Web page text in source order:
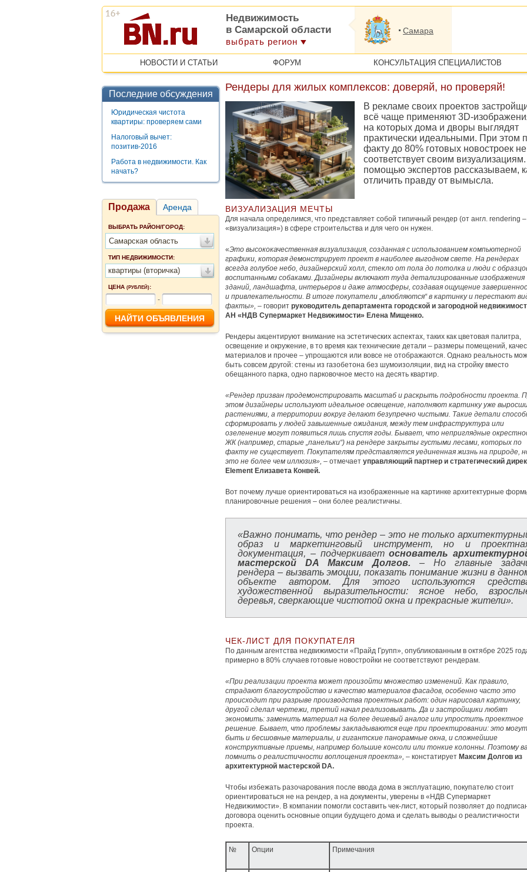
Недвижимость
в Самарской области
выбрать регион
Самара
НОВОСТИ И СТАТЬИ ФОРУМ КОНСУЛЬТАЦИЯ СПЕЦИАЛИСТОВ
Последние обсуждения
Юридическая чистота
квартиры: проверяем сами
Налоговый вычет:
позитив-2016
Работа в недвижимости. Как
начать?
Продажа Аренда
ВЫБРАТЬ РАЙОН/ГОРОД:
Самарская область
ТИП НЕДВИЖИМОСТИ:
квартиры (вторичка)
ЦЕНА (РУБЛЕЙ):
-
Рендеры для жилых комплексов: доверяй, но проверяй!
В рекламе своих проектов
всё чаще применяют 3D-
на которых дома и дворы выглядят
практически идеальными. При этом
факту до 80% готовых новостроек не
соответствует своим
помощью экспертов рассказываем,
отличить правду от вымысла.
ВИЗУАЛИЗАЦИЯ МЕЧТЫ
Для начала определимся, что представляет собой типичный рендер (от англ. rendering –
«визуализация») в сфере строительства и для чего он нужен.
«Это высококачественная визуализация, созданная с использованием компьютерной
графики, которая демонстрирует проект в наиболее выгодном свете. На рендерах
всегда голубое небо, дизайнерский холл, стекло от пола до потолка и люди с
воспитанными собаками. Дизайнеры включают туда детализированные изображения
зданий, ландшафта, интерьеров и даже атмосферы, создавая ощущение
и привлекательности. В итоге покупатели „влюбляются“ в картинку и перестают
факты», – говорит руководитель департамента городской и загородной
АН «НДВ Супермаркет Недвижимости» Елена Мищенко.
Рендеры акцентируют внимание на эстетических аспектах, таких как цветовая палитра,
освещение и окружение, в то время как технические детали – размеры помещений,
материалов и прочее – упрощаются или вовсе не отображаются. Однако реальность
быть совсем другой: стены из газобетона без шумоизоляции, вид на стройку вместо
обещанного парка, одно парковочное место на десять квартир.
«Рендер призван продемонстрировать масштаб и раскрыть подробности проекта.
этом дизайнеры используют идеальное освещение, наполняют картинку уже
растениями, а территории вокруг делают безупречно чистыми. Такие детали
сформировать у людей завышенные ожидания, между тем инфраструктура или
озеленение могут появиться лишь спустя годы. Бывает, что неприглядные
ЖК (например, старые „панельки“) на рендере закрыты густыми лесами, которых по
факту не существует. Покупателям представляется уединенная жизнь на природе,
это не более чем иллюзия», – отмечает управляющий партнер и стратегический
Element Елизавета Конвей.
Вот почему лучше ориентироваться на изображенные на картинке архитектурные
планировочные решения – они более реалистичны.
«Важно понимать, что рендер – это не только
образ и маркетинговый инструмент, но и
документация, – подчеркиваетоснователь
мастерской DA Максим Долгов. – Но главные
рендера – вызвать эмоции, показать понимание жизни в
объекте автором. Для этого используются
художественной выразительности: ясное небо,
деревья, сверкающие чистотой окна и прекрасные жители».
ЧЕК-ЛИСТ ДЛЯ ПОКУПАТЕЛЯ
По данным агентства недвижимости «Прайд Групп», опубликованным в октябре 2025
примерно в 80% случаев готовые новостройки не соответствуют рендерам.
«При реализации проекта может произойти множество изменений. Как правило,
страдают благоустройство и качество материалов фасадов, особенно часто это
происходит при разрыве производства проектных работ: один нарисовал картинку,
другой сделал чертежи, третий начал реализовывать. Да и застройщики любят
экономить: заменить материал на более дешевый аналог или упростить проектное
решение. Бывает, что проблемы закладываются еще при проектировании: это могут
быть и бесшовные материалы, и гигантские панорамные окна, и сложнейшие
конструктивные приемы, например большие консоли или тонкие колонны. Поэтому
помнить о реалистичности воплощения проекта», – констатирует Максим Долгов из
архитектурной мастерской DA.
Чтобы избежать разочарования после ввода дома в эксплуатацию, покупателю стоит
ориентироваться не на рендер, а на документы, уверены в «НДВ Супермаркет
Недвижимости». В компании помогли составить чек-лист, который позволяет до
договора оценить основные опции будущего дома и сделать выводы о реалистичности
проекта.
№ Опции Примечания